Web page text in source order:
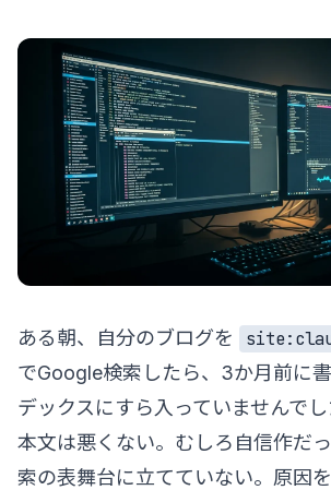
ある朝、自分のブログを
でGoogle検索したら、3か月前に
デックスにすら入っていませんでし
本文は悪くない。むしろ自信作だ
索の表舞台に立てていない。原因